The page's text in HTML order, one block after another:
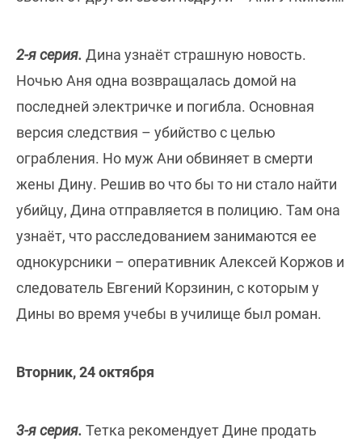
2-я серия. Дина узнаёт страшную новость.
Ночью Аня одна возвращалась домой на
последней электричке и погибла. Основная
версия следствия – убийство с целью
ограбления. Но муж Ани обвиняет в смерти
жены Дину. Решив во что бы то ни стало найти
убийцу, Дина отправляется в полицию. Там она
узнаёт, что расследованием занимаются ее
однокурсники – оперативник Алексей Коржов и
следователь Евгений Корзинин, с которым у
Дины во время учебы в училище был роман.
Вторник, 24 октября
3-я серия. Тетка рекомендует Дине продать